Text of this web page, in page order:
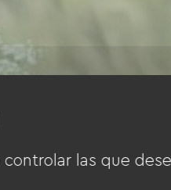
las que